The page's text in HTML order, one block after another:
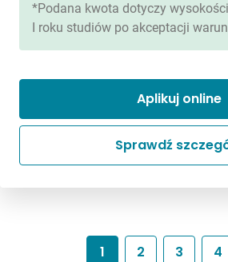
*Podana kwota dotyczy
I roku studiów po akceptacji
Aplikuj online
Sprawdź
1 2 3 4